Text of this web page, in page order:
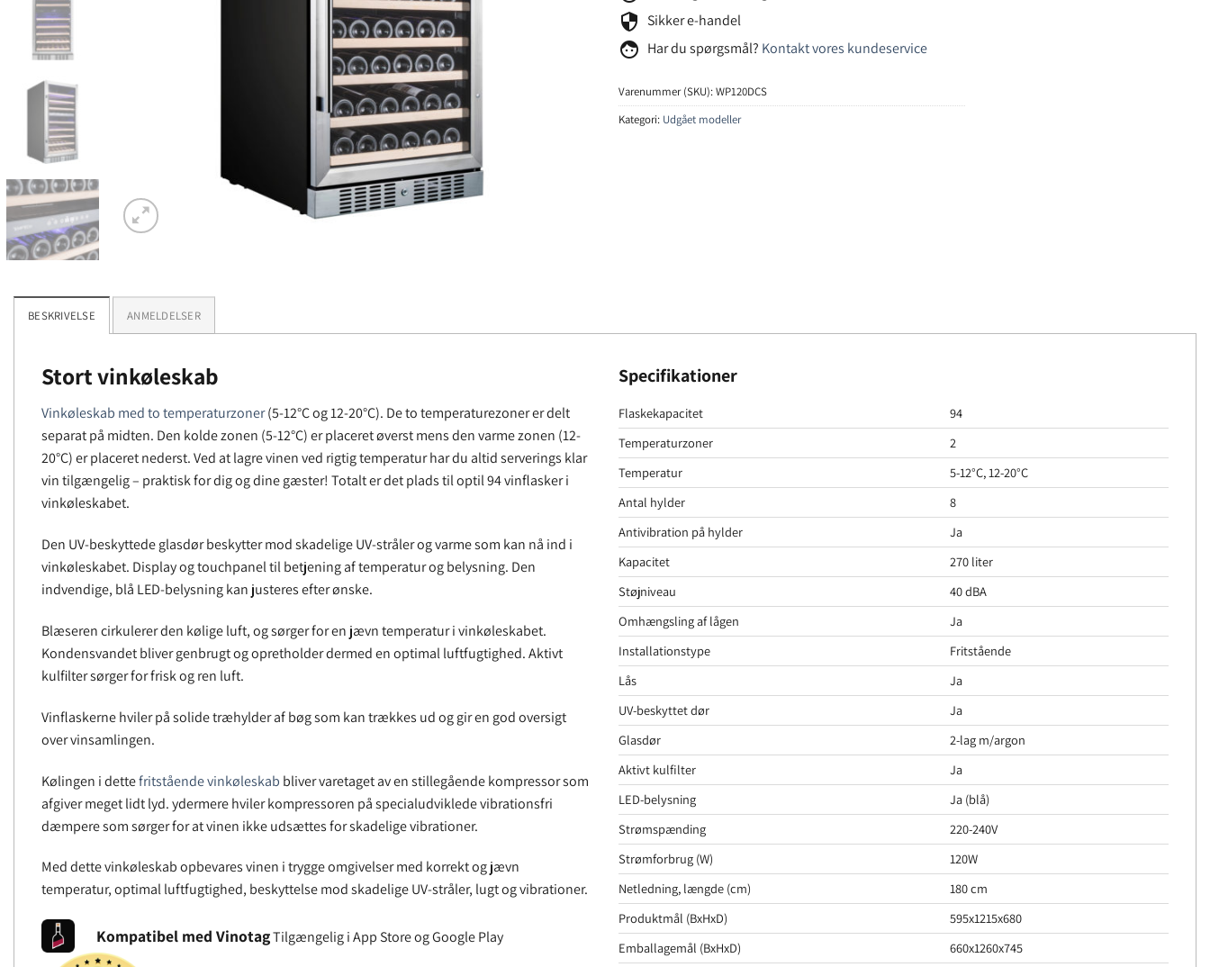
security Sikker e-handel
face Har du spørgsmål? Kontakt vores kundeservice
Varenummer (SKU):WP120DCS
Kategori: Udgået modeller
BESKRIVELSE ANMELDELSER
Stort vinkøleskab
Vinkøleskab med to temperaturzoner(5-12°C og 12-20°C). De to temperaturezoner er delt
separat på midten. Den kolde zonen (5-12°C) er placeret øverst mens den varme zonen (12-
20°C) er placeret nederst. Ved at lagre vinen ved rigtig temperatur har du altid serverings klar
vin tilgængelig – praktisk for dig og dine gæster! Totalt er det plads til optil 94 vinflasker i
vinkøleskabet.
Den UV-beskyttede glasdør beskytter mod skadelige UV-stråler og varme som kan nå ind i
vinkøleskabet. Display og touchpanel til betjening af temperatur og belysning. Den
indvendige, blå LED-belysning kan justeres efter ønske.
Blæseren cirkulerer den kølige luft, og sørger for en jævn temperatur i vinkøleskabet.
Kondensvandet bliver genbrugt og opretholder dermed en optimal luftfugtighed. Aktivt
kulfilter sørger for frisk og ren luft.
Vinflaskerne hviler på solide træhylder af bøg som kan trækkes ud og gir en god oversigt
over vinsamlingen.
Kølingen i dettefritstående vinkøleskab bliver varetaget av en stillegående kompressor som
afgiver meget lidt lyd. ydermere hviler kompressoren på specialudviklede vibrationsfri
dæmpere som sørger for at vinen ikke udsættes for skadelige vibrationer.
Med dette vinkøleskab opbevares vinen i trygge omgivelser med korrekt og jævn
temperatur, optimal luftfugtighed, beskyttelse mod skadelige UV-stråler, lugt og vibrationer.
Kompatibel med VinotagTilgængelig i App Store og Google Play
Specifikationer
Flaskekapacitet
94
Temperaturzoner
2
Temperatur
5-12°C, 12-20°C
Antal hylder
8
Antivibration på hylder
Ja
Kapacitet
270 liter
Støjniveau
40 dBA
Omhængsling af lågen
Ja
Installationstype
Fritstående
Lås
Ja
UV-beskyttet dør
Ja
Glasdør
2-lag m/argon
Aktivt kulfilter
Ja
LED-belysning
Ja (blå)
Strømspænding
220-240V
Strømforbrug (W)
120W
Netledning, længde (cm)
180 cm
Produktmål (BxHxD)
595x1215x680
Emballagemål (BxHxD)
660x1260x745